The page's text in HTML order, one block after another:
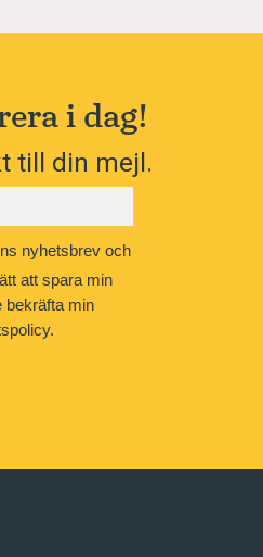
i dag!
till din mejl.
nyhetsbrev och
att spara min
bekräfta min